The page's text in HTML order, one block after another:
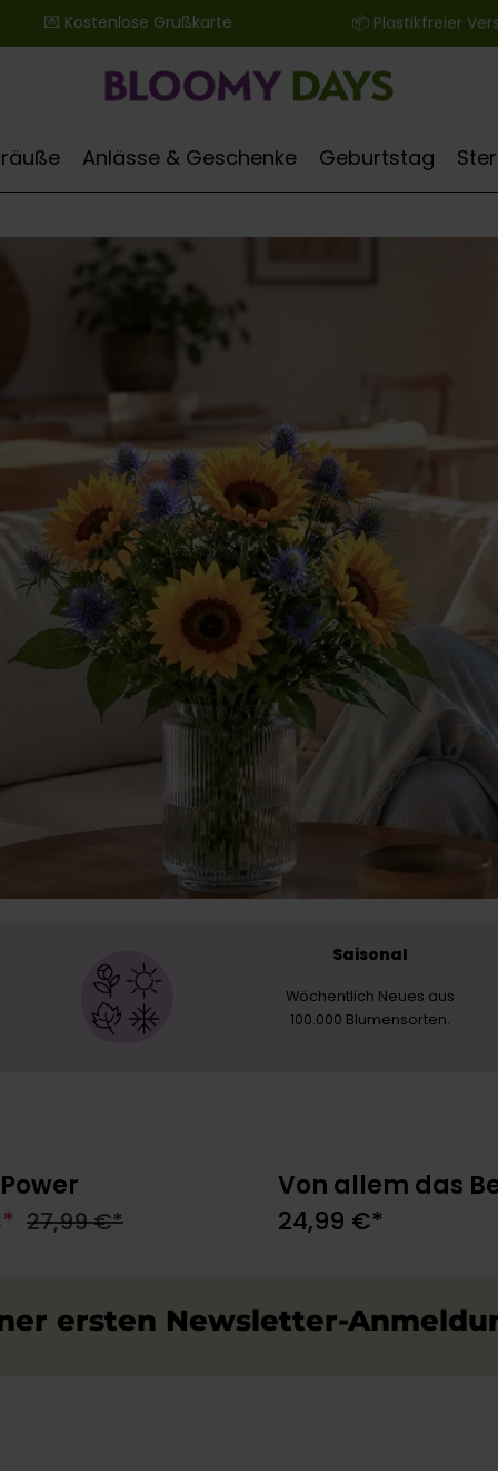
💌 Kostenlose Grußkarte ‎ ‎ ‎ ‎ ‎ ‎ ‎ ‎ ‎ ‎ ‎ ‎ ‎ ‎ ‎ ‎ ‎ ‎ ‎ ‎ ‎ ‎ ‎ ‎ ‎ ‎ 📦 Plastikfreier
Anlässe & Geschenke Geburtstag
Saisonal
Wöchentlich Neues aus
100.000 Blumensorten.
In den Warenkorb
27,99 €*
In den
Von allem das
24,99 €*
ersten Newsletter-